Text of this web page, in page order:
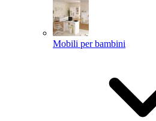
Mobili per bambini